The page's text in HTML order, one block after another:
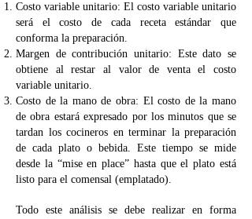
Costo variable unitario: El costo variable unitario
será el costo de cada receta estándar que
conforma la preparación.
Margen de contribución unitario: Este dato se
obtiene al restar al valor de venta el costo
variable unitario.
Costo de la mano de obra: El costo de la mano
de obra estará expresado por los minutos que se
tardan los cocineros en terminar la preparación
de cada plato o bebida. Este tiempo se mide
desde la “mise en place” hasta que el plato está
listo para el comensal (emplatado).
Todo este análisis se debe realizar en forma